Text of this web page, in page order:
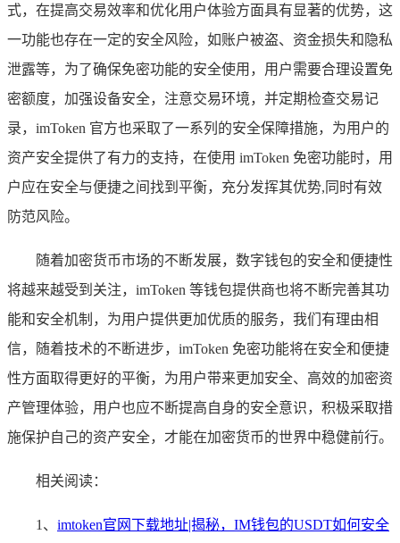
式，在提高交易效率和优化用户体验方面具有显著的优势，这
一功能也存在一定的安全风险，如账户被盗、资金损失和隐私
泄露等，为了确保免密功能的安全使用，用户需要合理设置免
密额度，加强设备安全，注意交易环境，并定期检查交易记
录，imToken 官方也采取了一系列的安全保障措施，为用户的
资产安全提供了有力的支持，在使用 imToken 免密功能时，用
户应在安全与便捷之间找到平衡，充分发挥其优势,同时有效
防范风险。
随着加密货币市场的不断发展，数字钱包的安全和便捷性
将越来越受到关注，imToken 等钱包提供商也将不断完善其功
能和安全机制，为用户提供更加优质的服务，我们有理由相
信，随着技术的不断进步，imToken 免密功能将在安全和便捷
性方面取得更好的平衡，为用户带来更加安全、高效的加密资
产管理体验，用户也应不断提高自身的安全意识，积极采取措
施保护自己的资产安全，才能在加密货币的世界中稳健前行。
相关阅读：
1、 imtoken官网下载地址|揭秘，IM钱包的USDT如何安全